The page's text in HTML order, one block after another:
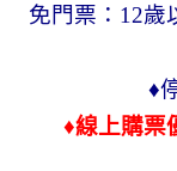
免門票：12歲
♦
♦線上購票